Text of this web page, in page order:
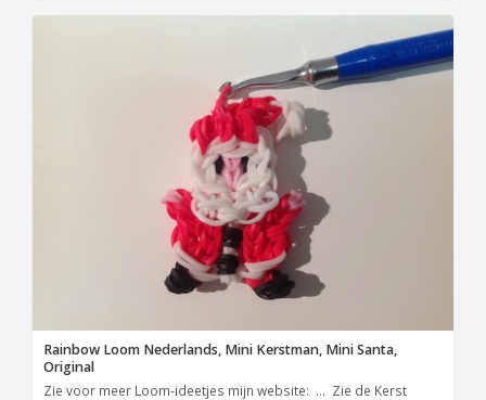
Rainbow Loom Nederlands, Mini Kerstman, Mini Santa,
Original
Zie voor meer Loom-ideetjes mijn website: ... Zie de Kerst